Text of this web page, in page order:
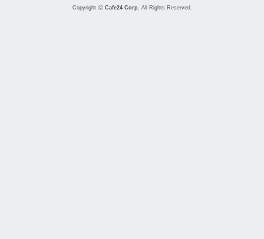
Copyright ⓒ Cafe24 Corp. All Rights Reserved.